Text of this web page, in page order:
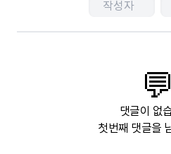
💬
댓글이 없
첫번째 댓글을